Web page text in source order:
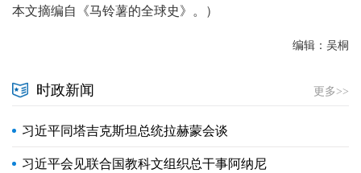
本文摘编自《马铃薯的全球史》。）
编辑：吴桐
时政新闻 更多>>
习近平同塔吉克斯坦总统拉赫蒙会谈
习近平会见联合国教科文组织总干事阿纳尼